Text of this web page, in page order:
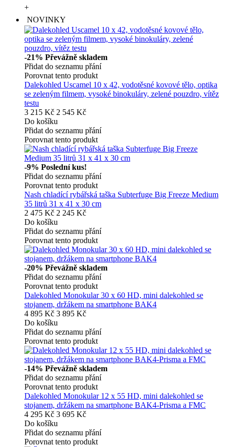
+
NOVINKY
-21% Převážně skladem
Přidat do seznamu přání
Porovnat tento produkt
Dalekohled Uscamel 10 x 42, vodotěsné kovové tělo, optika
se zeleným filmem, vysoké binokuláry, zelené pouzdro, vítěz
testu
3 215 Kč 2 545 Kč
Do košíku
Přidat do seznamu přání
Porovnat tento produkt
-9% Poslední kus!
Přidat do seznamu přání
Porovnat tento produkt
Nash chladící rybářská taška Subterfuge Big Freeze Medium
35 litrů 31 x 41 x 30 cm
2 475 Kč 2 245 Kč
Do košíku
Přidat do seznamu přání
Porovnat tento produkt
-20% Převážně skladem
Přidat do seznamu přání
Porovnat tento produkt
Dalekohled Monokular 30 x 60 HD, mini dalekohled se
stojanem, držákem na smartphone BAK4
4 895 Kč 3 895 Kč
Do košíku
Přidat do seznamu přání
Porovnat tento produkt
-14% Převážně skladem
Přidat do seznamu přání
Porovnat tento produkt
Dalekohled Monokular 12 x 55 HD, mini dalekohled se
stojanem, držákem na smartphone BAK4-Prisma a FMC
4 295 Kč 3 695 Kč
Do košíku
Přidat do seznamu přání
Porovnat tento produkt